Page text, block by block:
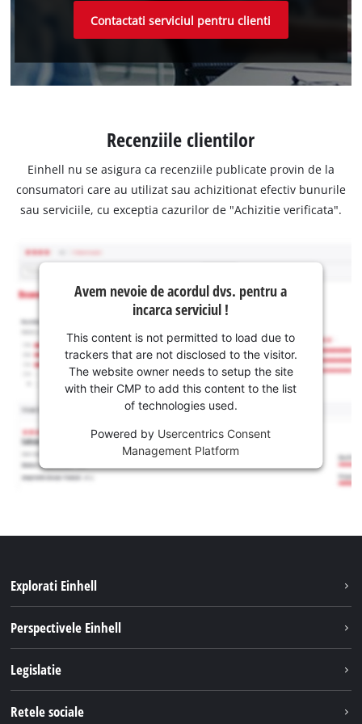
Contactati serviciul pentru clienti
Recenziile clientilor
Einhell nu se asigura ca recenziile publicate provin de la
consumatori care au utilizat sau achizitionat efectiv bunurile
sau serviciile, cu exceptia cazurilor de "Achizitie verificata".
Avem nevoie de acordul dvs. pentru a
incarca serviciul !
This content is not permitted to load due to
trackers that are not disclosed to the visitor.
The website owner needs to setup the site
with their CMP to add this content to the list
of technologies used.
Powered by Usercentrics Consent
Management Platform
Explorati Einhell
Sistemul de acumulatori
Perspectivele Einhell
Einhell in lume
Legislatie
Retele sociale